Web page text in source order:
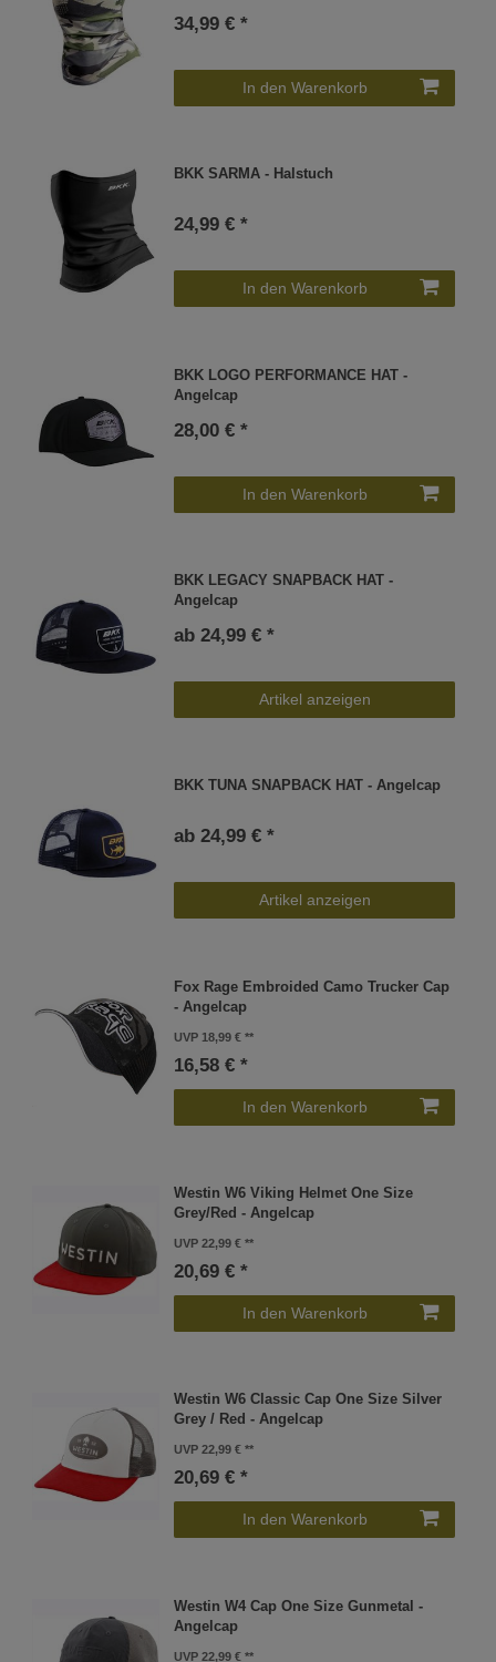
34,99 € *
In den Warenkorb
BKK SARMA - Halstuch
24,99 € *
In den Warenkorb
BKK LOGO PERFORMANCE HAT -
Angelcap
28,00 € *
In den Warenkorb
BKK LEGACY SNAPBACK HAT -
Angelcap
ab 24,99 € *
Artikel anzeigen
BKK TUNA SNAPBACK HAT - Angelcap
ab 24,99 € *
Artikel anzeigen
Fox Rage Embroided Camo Trucker Cap
- Angelcap
UVP 18,99 €
16,58 € *
In den Warenkorb
Westin W6 Viking Helmet One Size
Grey/Red - Angelcap
UVP 22,99 €
20,69 € *
In den Warenkorb
Westin W6 Classic Cap One Size Silver
Grey / Red - Angelcap
UVP 22,99 €
20,69 € *
In den Warenkorb
Westin W4 Cap One Size Gunmetal -
Angelcap
UVP 22,99 €